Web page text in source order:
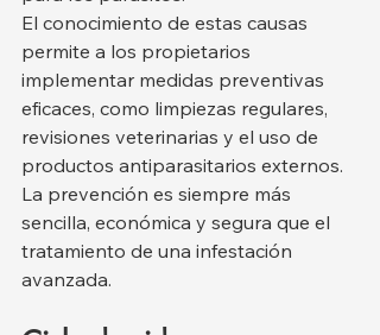
El conocimiento de estas causas
permite a los propietarios
implementar medidas preventivas
eficaces, como limpiezas regulares,
revisiones veterinarias y el uso de
productos antiparasitarios externos.
La prevención es siempre más
sencilla, económica y segura que el
tratamiento de una infestación
avanzada.